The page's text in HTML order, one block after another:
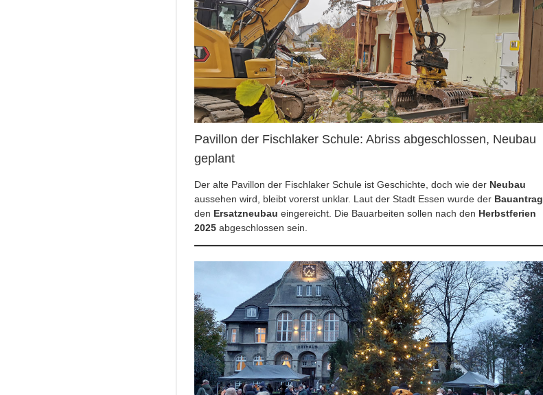
Pavillon der Fischlaker Schule: Abriss abgeschlossen, Neubau
geplant
Der alte Pavillon der Fischlaker Schule ist Geschichte, doch wie der Neubau
aussehen wird, bleibt vorerst unklar. Laut der Stadt Essen wurde der Bauantrag
den Ersatzneubau eingereicht. Die Bauarbeiten sollen nach den Herbstferien
2025abgeschlossen sein.